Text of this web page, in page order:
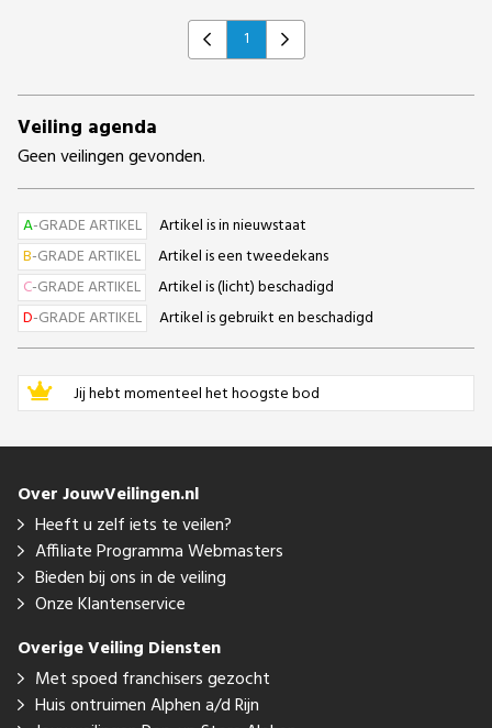
Previous
1 Next
Veiling agenda
Geen veilingen gevonden.
A-GRADE ARTIKEL
Artikel is in nieuwstaat
B-GRADE ARTIKEL
Artikel is een tweedekans
C-GRADE ARTIKEL
Artikel is (licht) beschadigd
D-GRADE ARTIKEL Artikel is gebruikt en beschadigd
Jij hebt momenteel het hoogste bod
Over JouwVeilingen.nl
Heeft u zelf iets te veilen?
Affiliate Programma Webmasters
Bieden bij ons in de veiling
Onze Klantenservice
Overige Veiling Diensten
Met spoed franchisers gezocht
Huis ontruimen Alphen a/d Rijn